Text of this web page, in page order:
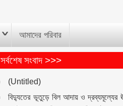
আমাদের পরিবার
সর্বশেষ সংবাদ >>>
(Untitled)
বিদ্যুতের ভূতুড়ে বিল আদায় ও দ্রব্যমূল্যের